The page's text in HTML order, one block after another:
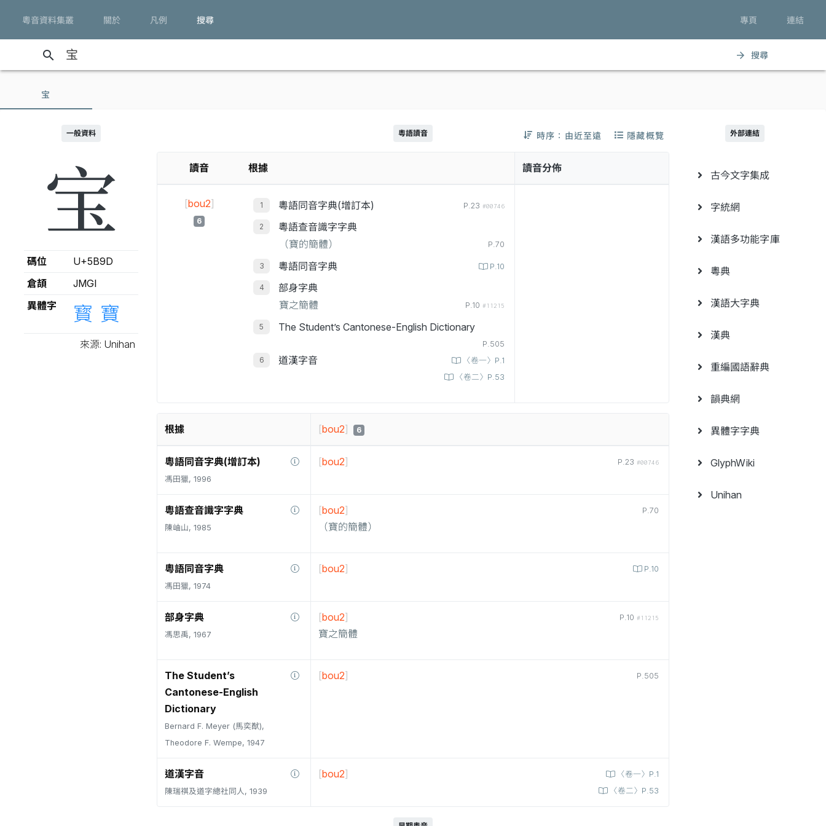
粵音資料集叢 關於 凡例 搜尋 專頁 連結
search arrow_forward 搜尋
宝
一般資料
宝
碼位
U+5B9D
倉頡
JMGI
異體字
寳 寶
來源: Unihan
粵語讀音 時序：由近至遠 隱藏概覽
讀音 根據
[bou2]
6
粵語同音字典(增訂本) P.23 #00746
粵語查音識字字典
（寶的簡體）
P.70
粵語同音字典 P.10
部身字典
寶之簡體
P.10 #11215
The Student’s Cantonese-English Dictionary
P.505
道漢字音
〈卷一〉P.1
〈卷二〉P.53
讀音分佈
根據 [bou2] 6
粵語同音字典(增訂本)
馮田獵, 1996
P.23 #00746
[bou2]
粵語查音識字字典
陳岫山, 1985
P.70
[bou2]
（寶的簡體）
粵語同音字典
馮田獵, 1974
P.10
[bou2]
部身字典
馮思禹, 1967
P.10 #11215
[bou2]
寶之簡體
The Student’s
Cantonese-English
Dictionary
Bernard F. Meyer (馬奕猷),
Theodore F. Wempe, 1947
P.505
[bou2]
道漢字音
陳瑞祺及道字總社同人, 1939
〈卷一〉P.1
〈卷二〉P.53
[bou2]
外部連結
古今文字集成
字統網
漢語多功能字庫
粵典
漢語大字典
漢典
重編國語辭典
韻典網
異體字字典
GlyphWiki
Unihan